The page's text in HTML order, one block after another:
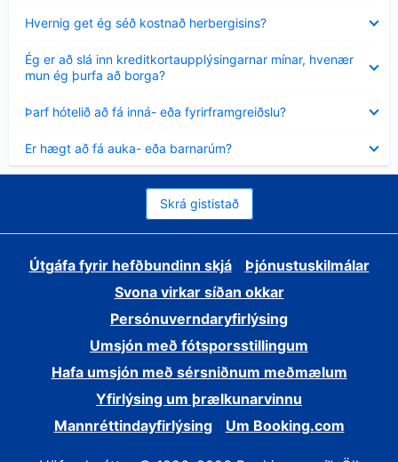
Hvernig get ég séð kostnað herbergisins?
sýnt
Ég er að slá inn kreditkortaupplýsingarnar mínar, hvenær
mun ég þurfa að borga?
Minna
sýnt
Þarf hótelið að fá inná- eða fyrirframgreiðslu?
sýnt
Er hægt að fá auka- eða barnarúm?
sýnt
Skrá gististað
Útgáfa fyrir hefðbundinn skjá
Þjónustuskilmálar
Svona virkar síðan okkar
Persónuverndaryfirlýsing
Umsjón með fótsporsstillingum
Hafa umsjón með sérsniðnum meðmælum
Yfirlýsing um þrælkunarvinnu
Mannréttindayfirlýsing
Um Booking.com